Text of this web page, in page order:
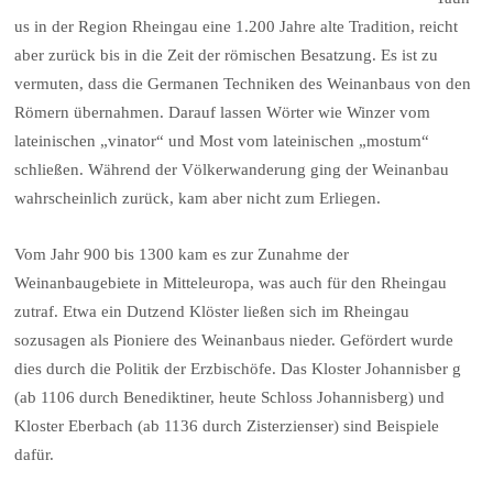
us in der Region Rheingau eine 1.200 Jahre alte Tradition, reicht
aber zurück bis in die Zeit der römischen Besatzung. Es ist zu
vermuten, dass die Germanen Techniken des Weinanbaus von den
Römern übernahmen. Darauf lassen Wörter wie Winzer vom
lateinischen „vinator“ und Most vom lateinischen „mostum“
schließen. Während der Völkerwanderung ging der Weinanbau
wahrscheinlich zurück, kam aber nicht zum Erliegen.
Vom Jahr 900 bis 1300 kam es zur Zunahme der
Weinanbaugebiete in Mitteleuropa, was auch für den Rheingau
zutraf. Etwa ein Dutzend Klöster ließen sich im Rheingau
sozusagen als Pioniere des Weinanbaus nieder. Gefördert wurde
dies durch die Politik der Erzbischöfe. Das Kloster Johannisber g
(ab 1106 durch Benediktiner, heute Schloss Johannisberg) und
Kloster Eberbach (ab 1136 durch Zisterzienser) sind Beispiele
dafür.